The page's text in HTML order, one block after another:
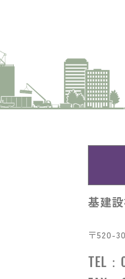
基建
〒520-
TEL：